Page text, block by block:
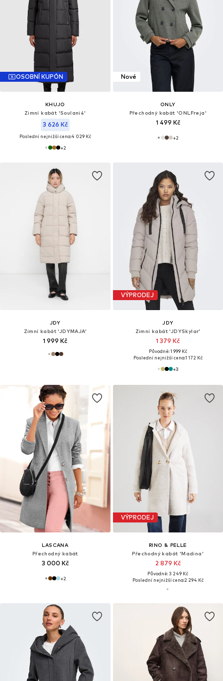
OSOBNÍ KUPÓN
KHUJO
Zimní kabát 'Soulani4'
3 626 Kč
Poslední nejnižší cena:4 029 Kč
+2
Nové
ONLY
Přechodný kabát 'ONLFreja'
1 499 Kč
+2
JDY
Zimní kabát 'JDYMAJA'
1 999 Kč
VÝPRODEJ
JDY
Zimní kabát 'JDYSkylar'
1 379 Kč
Původně: 1 999 Kč
Poslední nejnižší cena:1 172 Kč
+3
LASCANA
Přechodný kabát
3 000 Kč
+2
VÝPRODEJ
RINO & PELLE
Přechodný kabát 'Madina'
2 879 Kč
Původně: 3 249 Kč
Poslední nejnižší cena:2 294 Kč